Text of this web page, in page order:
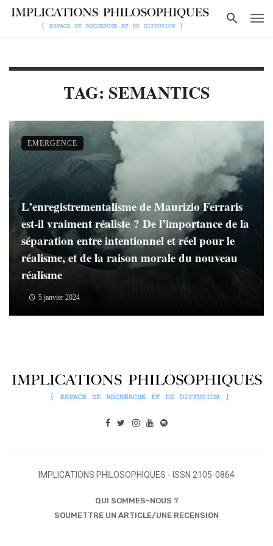
TAG: SEMANTICS
L’enregistrementalisme de Maurizio Ferraris
est-il vraiment réaliste ? De l’importance de la
séparation entre intentionnel et réel pour le
réalisme, et de la raison morale du nouveau
réalisme
5 janvier 2024
EMERGENCE
IMPLICATIONS PHILOSOPHIQUES - ISSN 2105-0864
QUI SOMMES-NOUS ?
SOUMETTRE UN ARTICLE/UNE RECENSION